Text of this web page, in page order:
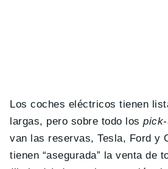
Los coches eléctricos tienen
largas, pero sobre todo los
van las reservas, Tesla, Ford y
tienen “asegurada” la venta de